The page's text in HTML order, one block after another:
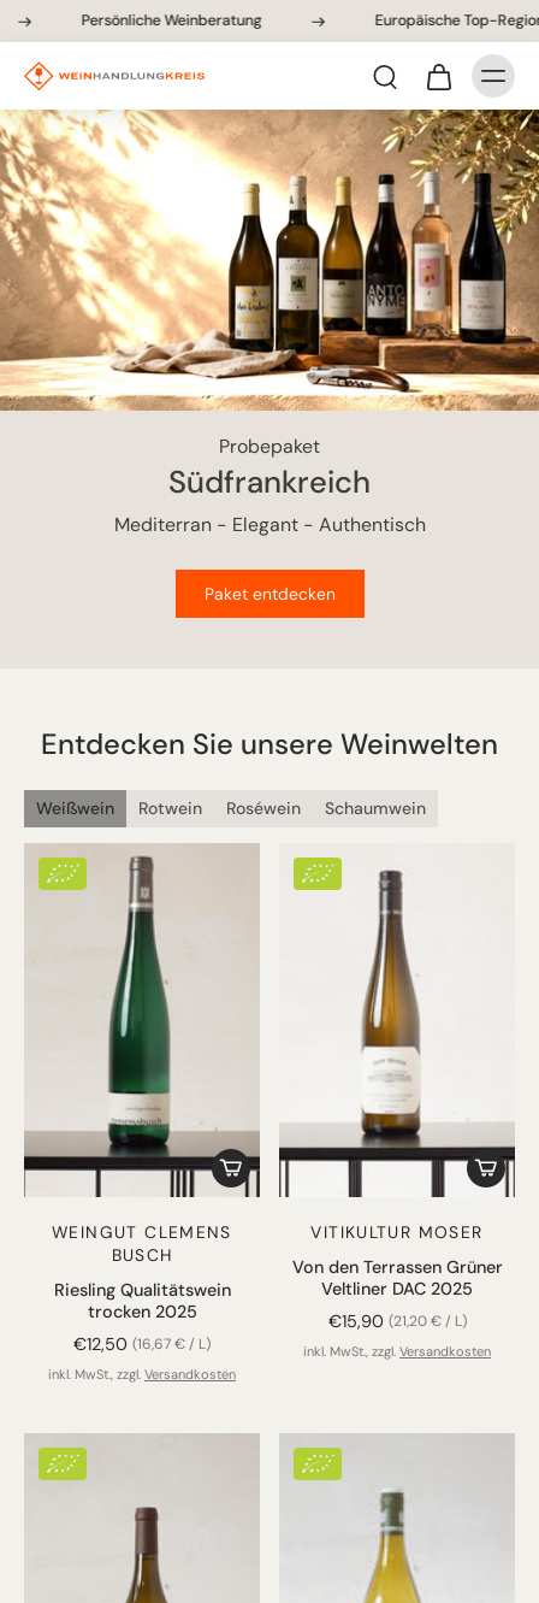
Persönliche Weinberatung Europäische Top-Regionen
Probepaket
Südfrankreich
Mediterran - Elegant - Authentisch
Paket entdecken
Entdecken Sie unsere Weinwelten
Weißwein Rotwein Roséwein Schaumwein
WEINGUT CLEMENS
BUSCH
Riesling Qualitätswein
trocken 2025
€12,50 (16,67 € / L)
inkl. MwSt., zzgl. Versandkosten
VITIKULTUR MOSER
Von den Terrassen Grüner
Veltliner DAC 2025
€15,90 (21,20 € / L)
inkl. MwSt., zzgl. Versandkosten